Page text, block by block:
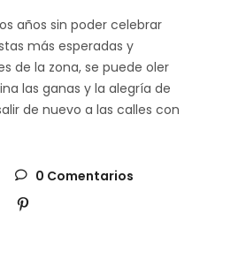
años sin poder celebrar
más esperadas y
de la zona, se puede oler
las ganas y la alegría de
de nuevo a las calles con
0 Comentarios